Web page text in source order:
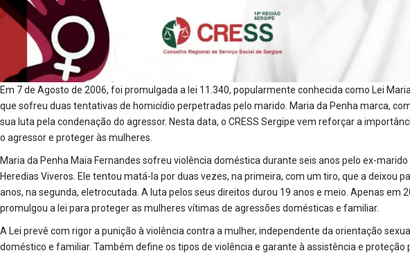
Em 7 de Agosto de 2006, foi promulgada a lei 11.340, popularmente conhecida como Lei
que sofreu duas tentativas de homicídio perpetradas pelo marido. Maria da Penha marca,
sua luta pela condenação do agressor. Nesta data, o CRESS Sergipe vem reforçar a
o agressor e proteger às mulheres.
Maria da Penha Maia Fernandes sofreu violência doméstica durante seis anos pelo ex-
Heredias Viveros. Ele tentou matá-la por duas vezes, na primeira, com um tiro, que a deixou
anos, na segunda, eletrocutada. A luta pelos seus direitos durou 19 anos e meio. Apenas em
promulgou a lei para proteger as mulheres vítimas de agressões domésticas e familiar.
A Lei prevê com rigor a punição à violência contra a mulher, independente da orientação
doméstico e familiar. Também define os tipos de violência e garante à assistência e proteção